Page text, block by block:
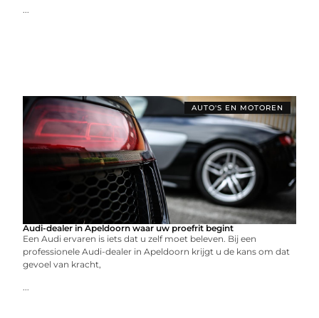
...
AUTO'S EN MOTOREN
Audi-dealer in Apeldoorn waar uw proefrit begint
Een Audi ervaren is iets dat u zelf moet beleven. Bij een
professionele Audi-dealer in Apeldoorn krijgt u de kans om dat
gevoel van kracht,
...